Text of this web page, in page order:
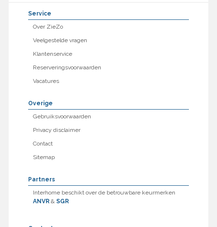
Service
Over ZieZo
Veelgestelde vragen
Klantenservice
Reserveringsvoorwaarden
Vacatures
Overige
Gebruiksvoorwaarden
Privacy disclaimer
Contact
Sitemap
Partners
Interhome beschikt over de betrouwbare keurmerken
ANVR& SGR